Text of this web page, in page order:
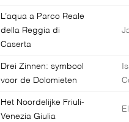
L’aqua a Parco Reale
della Reggia di
Caserta
Drei Zinnen: symbool
voor de Dolomieten
Het Noordelijke Friuli-
Venezia Giulia